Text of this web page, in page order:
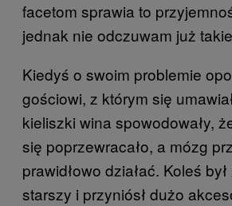
facetom sprawia to
jednak nie odczuwam już
Kiedyś o swoim problemie
gościowi, z którym się
kieliszki wina spowodowały,
się poprzewracało, a mózg
prawidłowo działać. Koleś
starszy i przyniósł dużo